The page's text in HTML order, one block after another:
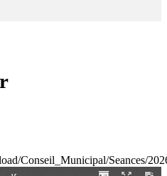
Conseil_Municipal/Seances/